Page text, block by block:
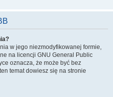
w jego niezmodyfikowanej formie,
na licencji GNU General Public
oznacza, że może być bez
temat dowiesz się na stronie